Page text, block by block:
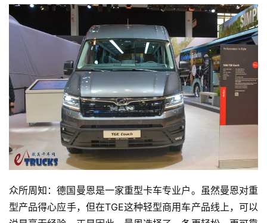
众所周知：德国曼恩是一家重型卡车专业户。虽然曼恩对重
型产品得心应手，但在TGE这种轻型商用车产品线上，可以